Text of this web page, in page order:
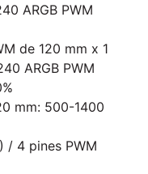
ARGB PWM
de 120 mm x 1
ARGB PWM
mm: 500-1400
/ 4 pines PWM